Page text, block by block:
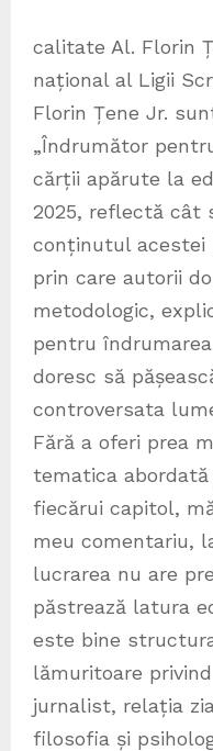
calitate Al. Florin
național al Ligii
Florin Țene Jr.
„Îndrumător
cărții apărute la
2025, reflectă cât
conținutul acestei
prin care autorii
metodologic,
pentru
doresc să
controversata
Fără a oferi prea
tematica
fiecărui capitol,
meu comentariu,
lucrarea nu are
păstrează latura
este bine
lămuritoare
jurnalist, relația
filosofia și